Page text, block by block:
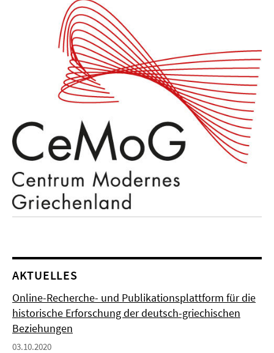
AKTUELLES
Online-Recherche- und Publikationsplattform für die
historische Erforschung der deutsch-griechischen
Beziehungen
03.10.2020